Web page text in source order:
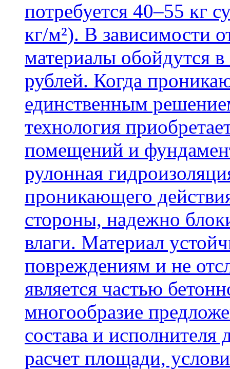
потребуется 40–55 кг
кг/м²). В зависимости
материалы обойдутся
рублей. Когда
единственным
технология
помещений и
рулонная
проникающего
стороны, надежно
влаги. Материал
повреждениям и не
является частью
многообразие
состава и
расчет площади,